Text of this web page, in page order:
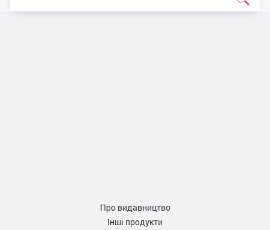
Про видавництво
Інші продукти